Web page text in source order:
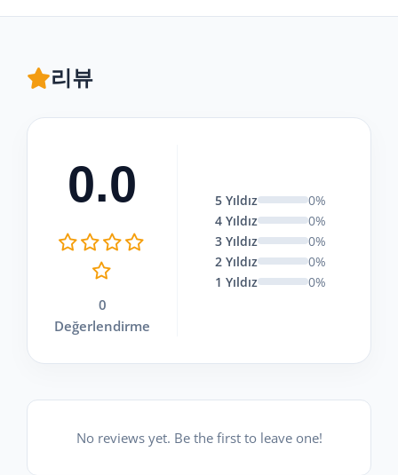
리뷰
0.0
0
Değerlendirme
5 Yıldız
0%
4 Yıldız
0%
3 Yıldız
0%
2 Yıldız
0%
1 Yıldız
0%
No reviews yet. Be the first to leave one!